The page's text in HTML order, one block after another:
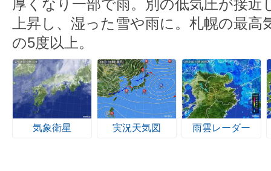
厚くなり一部で雨。別の低気圧が接近
上昇し、湿った雪や雨に。札幌の最高
の5度以上。
気象衛星 実況天気図 雨雲レーダー